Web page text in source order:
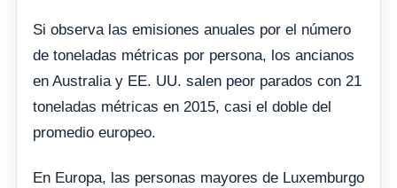
Si observa las emisiones anuales por el número
de toneladas métricas por persona, los ancianos
en Australia y EE. UU. salen peor parados con 21
toneladas métricas en 2015, casi el doble del
promedio europeo.
En Europa, las personas mayores de Luxemburgo